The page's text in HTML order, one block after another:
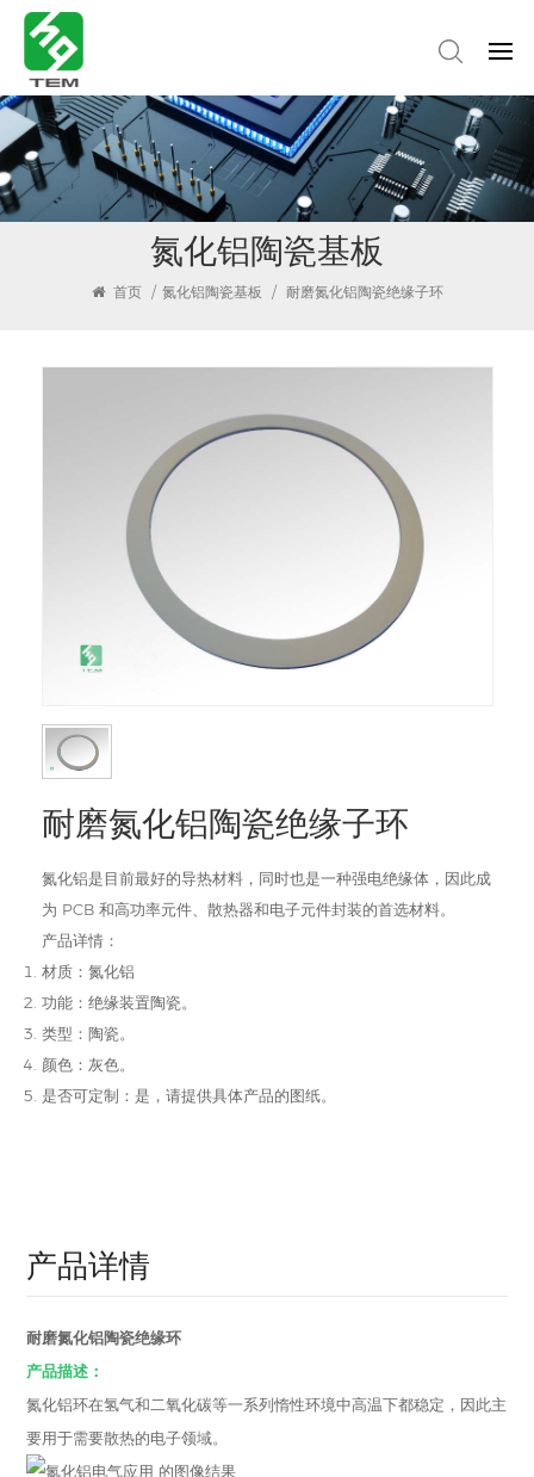
氮化铝陶瓷基板
首页 / 氮化铝陶瓷基板 / 耐磨氮化铝陶瓷绝缘子环
耐磨氮化铝陶瓷绝缘子环
氮化铝是目前最好的导热材料，同时也是一种强电绝缘体，因此成
为 PCB 和高功率元件、散热器和电子元件封装的首选材料。
产品详情：
材质：氮化铝
功能：绝缘装置陶瓷。
类型：陶瓷。
颜色：灰色。
是否可定制：是，请提供具体产品的图纸。
产品详情
耐磨氮化铝陶瓷绝缘环
产品描述：
氮化铝环在氢气和二氧化碳等一系列惰性环境中高温下都稳定，因此主
要用于需要散热的电子领域。